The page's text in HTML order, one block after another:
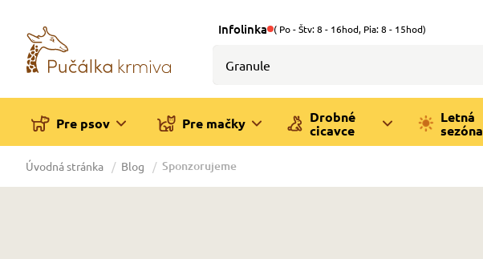
Infolinka ( Po - Štv: 8 - 16hod, Pia: 8 - 15hod)
Pre psov Pre mačky
Drobné
cicavce
Letná
sezóna
Úvodná stránka Blog Sponzorujeme